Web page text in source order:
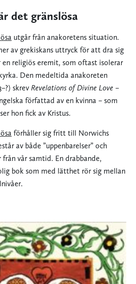
det gränslösa
utgår från anakoretens situation.
av grekiskans uttryck för att dra sig
religiös eremit, som oftast isolerar
Den medeltida anakoreten
skrev Revelations of Divine Love –
författad av en kvinna – som
hon fick av Kristus.
förhåller sig fritt till Norwichs
av både ”uppenbarelser” och
vår samtid. En drabbande,
bok som med lätthet rör sig mellan